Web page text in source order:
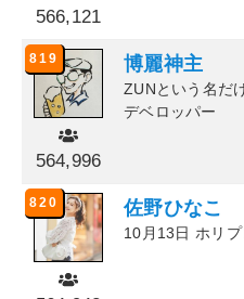
566,121
819
564,996
博麗神主
ZUNという名だ
デベロッパー
820 佐野ひなこ
10月13日 ホリ